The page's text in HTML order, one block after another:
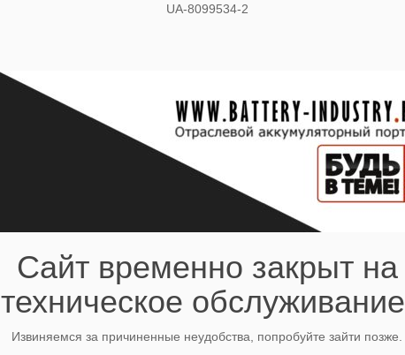
UA-8099534-2
Сайт временно закрыт на
техническое
Извиняемся за причиненные неудобства, попробуйте зайти позже.